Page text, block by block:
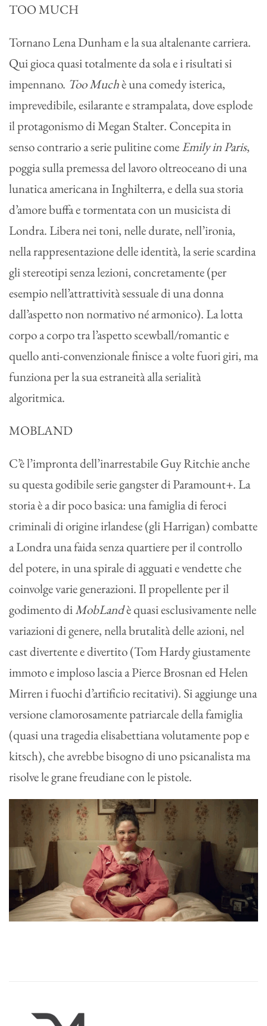
TOO MUCH
Tornano Lena Dunham e la sua altalenante carriera.
Qui gioca quasi totalmente da sola e i risultati si
impennano. Too Muchè una comedy isterica,
imprevedibile, esilarante e strampalata, dove esplode
il protagonismo di Megan Stalter. Concepita in
senso contrario a serie pulitine comeEmily in Paris,
poggia sulla premessa del lavoro oltreoceano di una
lunatica americana in Inghilterra, e della sua storia
d’amore buffa e tormentata con un musicista di
Londra. Libera nei toni, nelle durate, nell’ironia,
nella rappresentazione delle identità, la serie scardina
gli stereotipi senza lezioni, concretamente (per
esempio nell’attrattività sessuale di una donna
dall’aspetto non normativo né armonico). La lotta
corpo a corpo tra l’aspetto scewball/romantic e
quello anti-convenzionale finisce a volte fuori giri, ma
funziona per la sua estraneità alla serialità
algoritmica.
MOBLAND
C’è l’impronta dell’inarrestabile Guy Ritchie anche
su questa godibile serie gangster di Paramount+. La
storia è a dir poco basica: una famiglia di feroci
criminali di origine irlandese (gli Harrigan) combatte
a Londra una faida senza quartiere per il controllo
del potere, in una spirale di agguati e vendette che
coinvolge varie generazioni. Il propellente per il
godimento diMobLandè quasi esclusivamente nelle
variazioni di genere, nella brutalità delle azioni, nel
cast divertente e divertito (Tom Hardy giustamente
immoto e imploso lascia a Pierce Brosnan ed Helen
Mirren i fuochi d’artificio recitativi). Si aggiunge una
versione clamorosamente patriarcale della famiglia
(quasi una tragedia elisabettiana volutamente pop e
kitsch), che avrebbe bisogno di uno psicanalista ma
risolve le grane freudiane con le pistole.